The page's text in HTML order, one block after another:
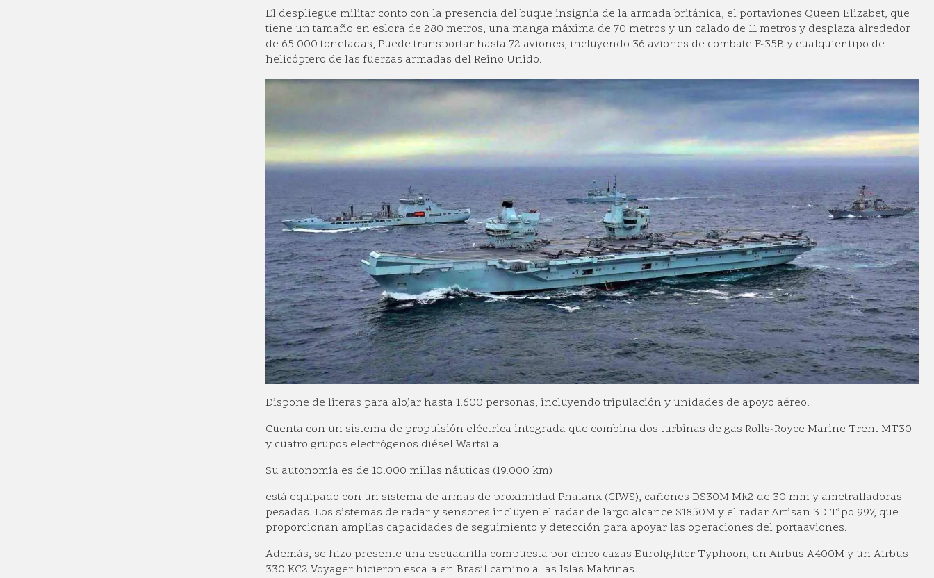
El despliegue militar conto con la presencia del buque insignia de la armada británica, el portaviones Queen Elizabet, que
tiene un tamaño en eslora de 280 metros, una manga máxima de 70 metros y un calado de 11 metros y desplaza alrededor
de 65 000 toneladas, Puede transportar hasta 72 aviones, incluyendo 36 aviones de combate F-35B y cualquier tipo de
helicóptero de las fuerzas armadas del Reino Unido.
Dispone de literas para alojar hasta 1.600 personas, incluyendo tripulación y unidades de apoyo aéreo.
Cuenta con un sistema de propulsión eléctrica integrada que combina dos turbinas de gas Rolls-Royce Marine Trent MT30
y cuatro grupos electrógenos diésel Wärtsilä.
Su autonomía es de 10.000 millas náuticas (19.000 km)
está equipado con un sistema de armas de proximidad Phalanx (CIWS), cañones DS30M Mk2 de 30 mm y ametralladoras
pesadas. Los sistemas de radar y sensores incluyen el radar de largo alcance S1850M y el radar Artisan 3D Tipo 997, que
proporcionan amplias capacidades de seguimiento y detección para apoyar las operaciones del portaaviones.
Además, se hizo presente una escuadrilla compuesta por cinco cazas Eurofighter Typhoon, un Airbus A400M y un Airbus
330 KC2 Voyager hicieron escala en Brasil camino a las Islas Malvinas.